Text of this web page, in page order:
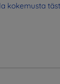
kokemusta